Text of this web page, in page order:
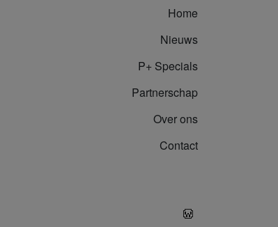
Home
Nieuws
P+ Specials
Partnerschap
Over ons
Contact